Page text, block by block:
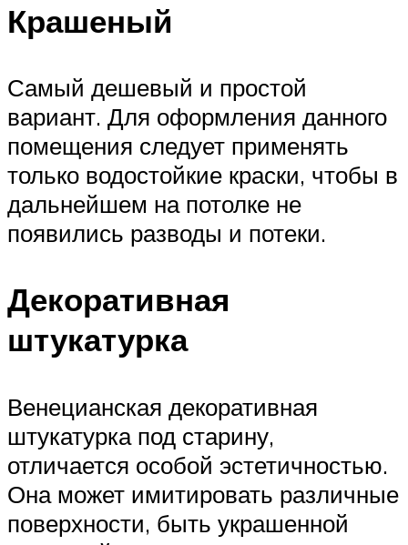
Крашеный
Самый дешевый и простой
вариант. Для оформления данного
помещения следует применять
только водостойкие краски, чтобы в
дальнейшем на потолке не
появились разводы и потеки.
Декоративная
штукатурка
Венецианская декоративная
штукатурка под старину,
отличается особой эстетичностью.
Она может имитировать различные
поверхности, быть украшенной